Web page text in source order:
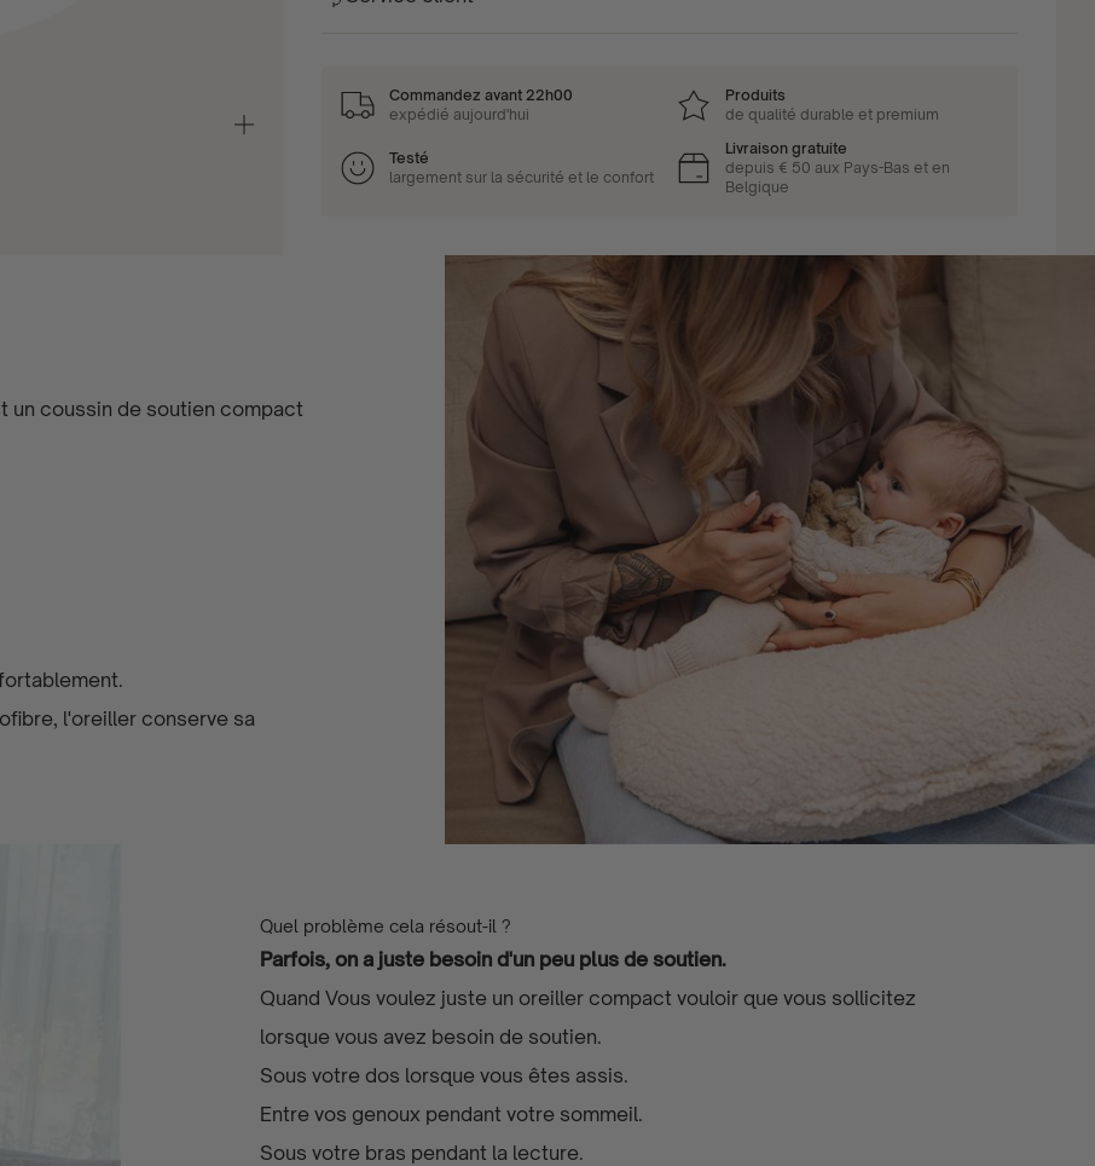
Commandez avant 22h00
expédié aujourd'hui
Produits
de qualité durable et premium
Testé
largement sur la sécurité et le confort
Livraison gratuite
depuis € 50 aux Pays-Bas et en
Belgique
un coussin de soutien compact
l'oreiller conserve sa
Quel problème cela résout-il ?
Parfois, on a juste besoin d'un peu plus de soutien.
Quand Vous voulez juste un oreiller compact vouloir que vous sollicitez
lorsque vous avez besoin de soutien.
Sous votre dos lorsque vous êtes assis.
Entre vos genoux pendant votre sommeil.
Sous votre bras pendant la lecture.